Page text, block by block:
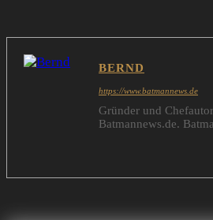
BERND
https://www.batmannews.de
Gründer und
Batmannews.de.